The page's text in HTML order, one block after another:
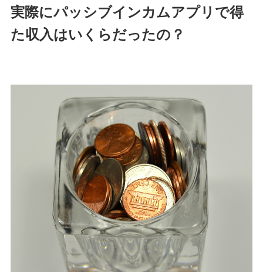
実際にパッシブインカムアプリで得
た収入はいくらだったの？